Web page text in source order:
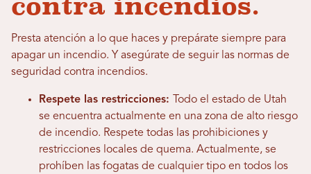
contra incendios.
Presta atención a lo que haces y prepárate siempre para
apagar un incendio. Y asegúrate de seguir las normas de
seguridad contra incendios.
Respete las restricciones:
Todo el estado de Utah
se encuentra actualmente en una zona de alto riesgo
de incendio. Respete todas las prohibiciones y
restricciones locales de quema. Actualmente, se
prohíben las fogatas de cualquier tipo en todos los